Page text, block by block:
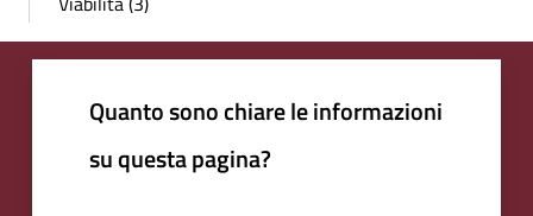
Quanto sono chiare le informazioni
su questa pagina?